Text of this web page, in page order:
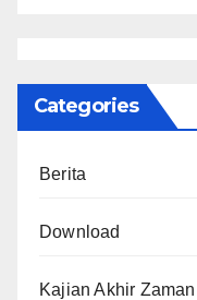
Categories
Berita
Download
Kajian Akhir Zaman